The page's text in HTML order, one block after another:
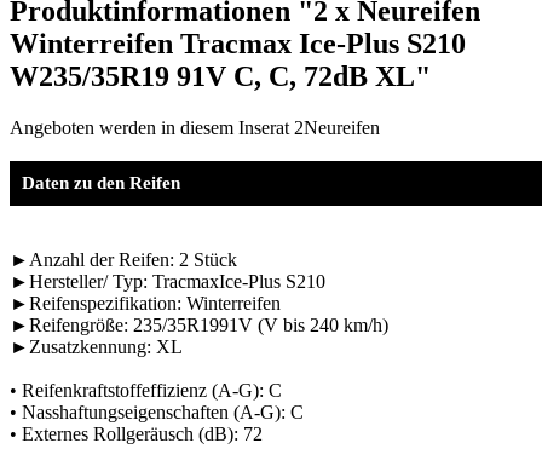
Produktinformationen "2 x Neureifen
Winterreifen Tracmax Ice-Plus S210
W235/35R19 91V C, C, 72dB XL"
Angeboten werden in diesem Inserat 2Neureifen
Daten zu den Reifen
►Anzahl der Reifen: 2 Stück
►Hersteller/ Typ: TracmaxIce-Plus S210
►Reifenspezifikation: Winterreifen
►Reifengröße: 235/35R1991V (V bis 240 km/h)
►Zusatzkennung: XL
• Reifenkraftstoffeffizienz (A-G): C
• Nasshaftungseigenschaften (A-G): C
• Externes Rollgeräusch (dB): 72